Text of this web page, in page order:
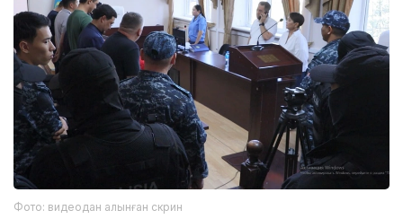
Фото: видеодан алынған скрин